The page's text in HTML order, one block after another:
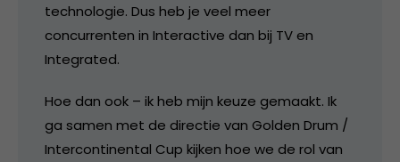
technologie. Dus heb je veel meer
concurrenten in Interactive dan bij TV en
Integrated.
Hoe dan ook – ik heb mijn keuze gemaakt. Ik
ga samen met de directie van Golden Drum /
Intercontinental Cup kijken hoe we de rol van